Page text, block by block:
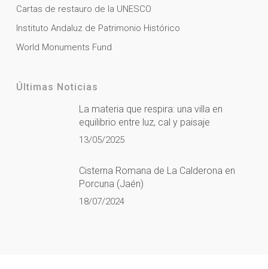
Cartas de restauro de la UNESCO
Instituto Andaluz de Patrimonio Histórico
World Monuments Fund
Últimas Noticias
La materia que respira: una villa en
equilibrio entre luz, cal y paisaje
13/05/2025
Cisterna Romana de La Calderona en
Porcuna (Jaén)
18/07/2024